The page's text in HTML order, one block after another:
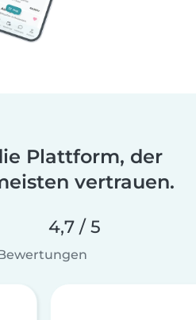
Plattform, der
vertrauen.
4,7 / 5